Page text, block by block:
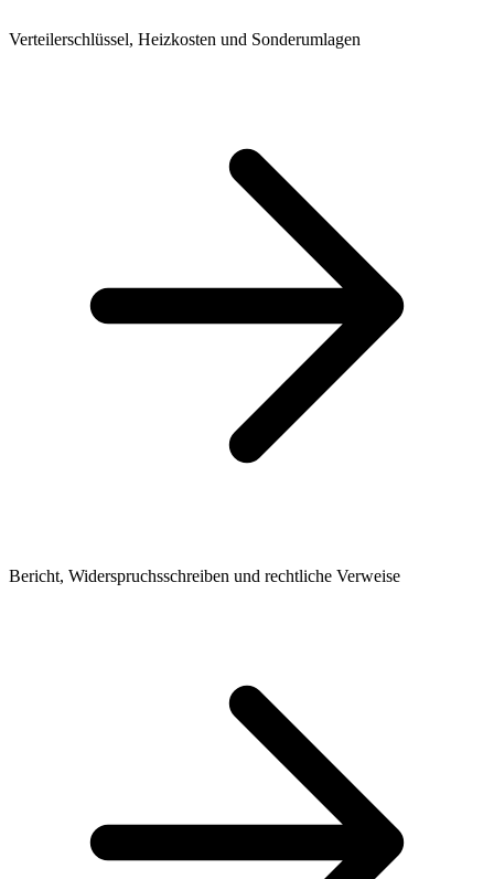
Verteilerschlüssel, Heizkosten und Sonderumlagen
Bericht, Widerspruchsschreiben und rechtliche Verweise